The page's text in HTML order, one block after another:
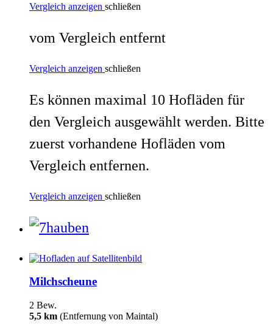
Vergleich anzeigen schließen
vom Vergleich entfernt
Vergleich anzeigen schließen
Es können maximal 10 Hofläden für
den Vergleich ausgewählt werden. Bitte
zuerst vorhandene Hofläden vom
Vergleich entfernen.
Vergleich anzeigen schließen
Milchscheune
2 Bew.
5,5 km (Entfernung von Maintal)